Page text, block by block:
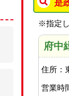
是
※指定
府中
住所：
営業時